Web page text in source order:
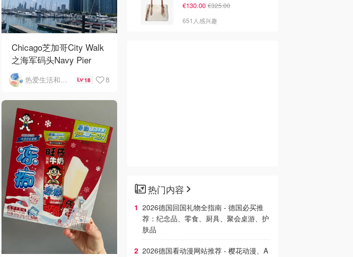
Chicago芝加哥City Walk
之海军码头Navy Pier
热爱生活和自由的轻舞飞扬 18 8
€130.00 €325.00
651人感兴趣
热门内容
2026德国回国礼物全指南 - 德国必买推
荐：纪念品、零食、厨具、聚会桌游、护
肤品
2026德国看动漫网站推荐 - 樱花动漫、A